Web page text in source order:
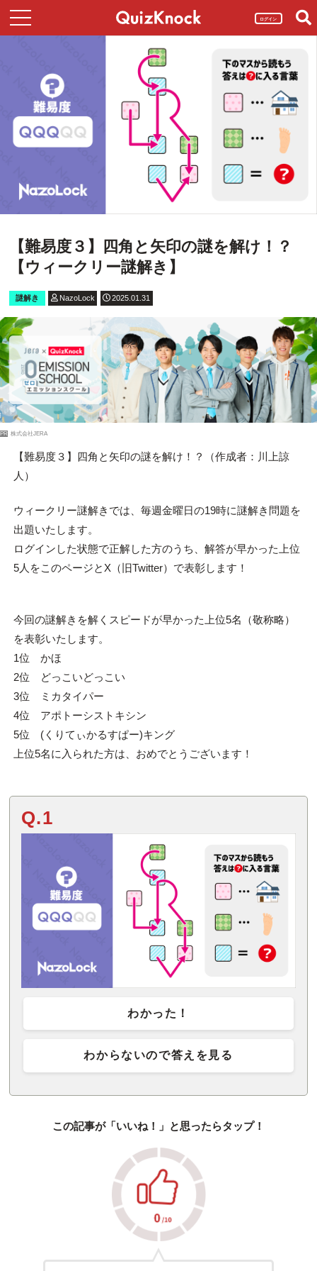
ログイン
【難易度３】四角と矢印の謎を解け！？
【ウィークリー謎解き】
謎解き NazoLock 2025.01.31
PR 株式会社JERA
【難易度３】四角と矢印の謎を解け！？（作成者：川上諒
人）
ウィークリー謎解きでは、毎週金曜日の19時に謎解き問題を
出題いたします。
ログインした状態で正解した方のうち、解答が早かった上位
5人をこのページとX（旧Twitter）で表彰します！
今回の謎解きを解くスピードが早かった上位5名（敬称略）
を表彰いたします。
1位 かほ
2位 どっこいどっこい
3位 ミカタイパー
4位 アポトーシストキシン
5位 (くりてぃかるすぱー)キング
上位5名に入られた方は、おめでとうございます！
Q.1
わかった！
わからないので答えを見る
この記事が「いいね！」と思ったらタップ！